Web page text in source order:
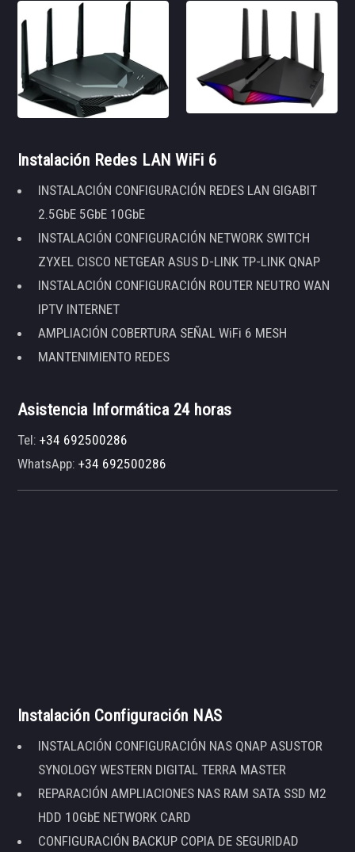
Instalación Redes LAN WiFi 6
INSTALACIÓN CONFIGURACIÓN REDES LAN GIGABIT
2.5GbE 5GbE 10GbE
INSTALACIÓN CONFIGURACIÓN NETWORK SWITCH
ZYXEL CISCO NETGEAR ASUS D-LINK TP-LINK QNAP
INSTALACIÓN CONFIGURACIÓN ROUTER NEUTRO WAN
IPTV INTERNET
AMPLIACIÓN COBERTURA SEÑAL WiFi 6 MESH
MANTENIMIENTO REDES
Asistencia Informática 24 horas
Tel:+34 692500286
WhatsApp:+34 692500286
Instalación Configuración NAS
INSTALACIÓN CONFIGURACIÓN NAS QNAP ASUSTOR
SYNOLOGY WESTERN DIGITAL TERRA MASTER
REPARACIÓN AMPLIACIONES NAS RAM SATA SSD M2
HDD 10GbE NETWORK CARD
CONFIGURACIÓN BACKUP COPIA DE SEGURIDAD